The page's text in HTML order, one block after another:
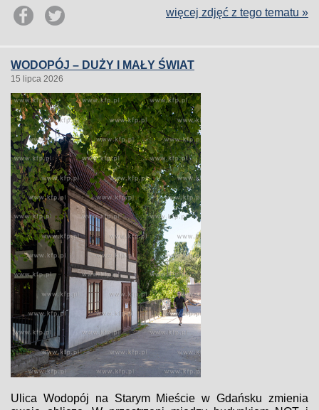
więcej zdjęć z tego tematu »
WODOPÓJ – DUŻY I MAŁY ŚWIAT
15 lipca 2026
Ulica Wodopój na Starym Mieście w Gdańsku zmienia